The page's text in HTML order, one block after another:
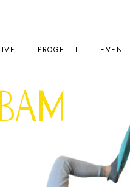
PROGETTI EVENTI